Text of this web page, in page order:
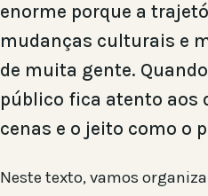
enorme porque a
mudanças culturais e
de muita gente.
público fica atento aos
cenas e o jeito como o
Neste texto, vamos